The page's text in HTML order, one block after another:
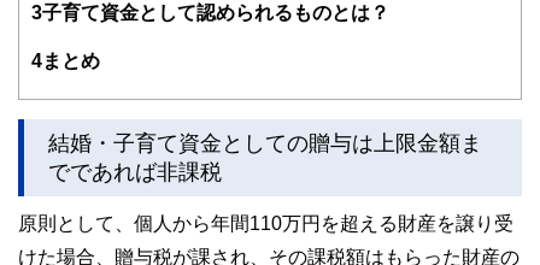
3子育て資金として認められるものとは？
4まとめ
結婚・子育て資金としての贈与は上限金額ま
でであれば非課税
原則として、個人から年間110万円を超える財産を譲り受
けた場合、贈与税が課され、その課税額はもらった財産の